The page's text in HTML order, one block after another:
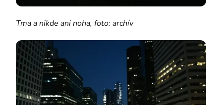
Tma a nikde ani noha, foto: archív